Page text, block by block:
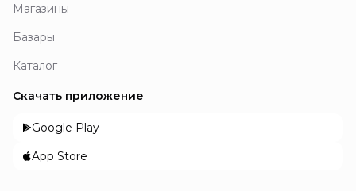
Магазины
Базары
Каталог
Скачать приложение
Google Play
App Store